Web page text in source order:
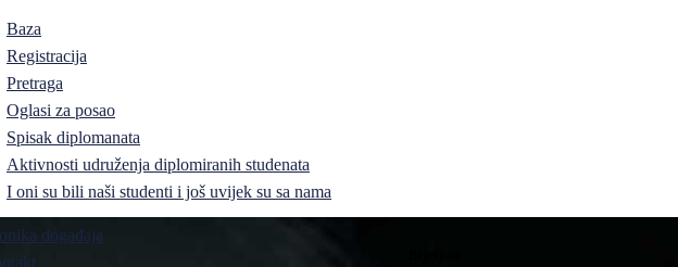
Baza
Registracija
Pretraga
Oglasi za posao
Spisak diplomanata
Aktivnosti udruženja diplomiranih studenata
I oni su bili naši studenti i još uvijek su sa nama
događaja